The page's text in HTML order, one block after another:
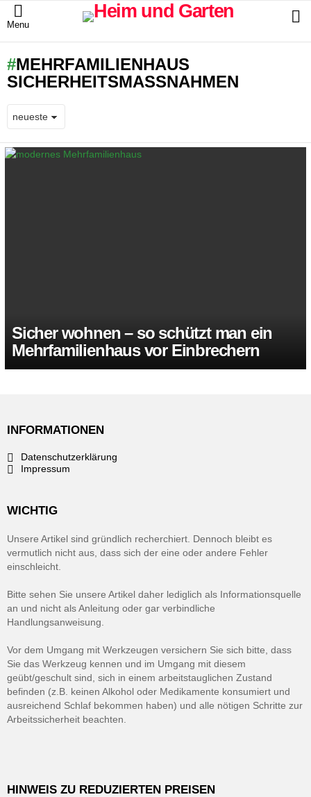
Menu
MEHRFAMILIENHAUS
SICHERHEITSMASSNAHMEN
Sicher wohnen – so schützt man ein
Mehrfamilienhaus vor Einbrechern
INFORMATIONEN
Datenschutzerklärung
Impressum
WICHTIG
Unsere Artikel sind gründlich recherchiert. Dennoch bleibt es
vermutlich nicht aus, dass sich der eine oder andere Fehler
einschleicht.
Bitte sehen Sie unsere Artikel daher lediglich als Informationsquelle
an und nicht als Anleitung oder gar verbindliche
Handlungsanweisung.
Vor dem Umgang mit Werkzeugen versichern Sie sich bitte, dass
Sie das Werkzeug kennen und im Umgang mit diesem
geübt/geschult sind, sich in einem arbeitstauglichen Zustand
befinden (z.B. keinen Alkohol oder Medikamente konsumiert und
ausreichend Schlaf bekommen haben) und alle nötigen Schritte zur
Arbeitssicherheit beachten.
HINWEIS ZU REDUZIERTEN PREISEN